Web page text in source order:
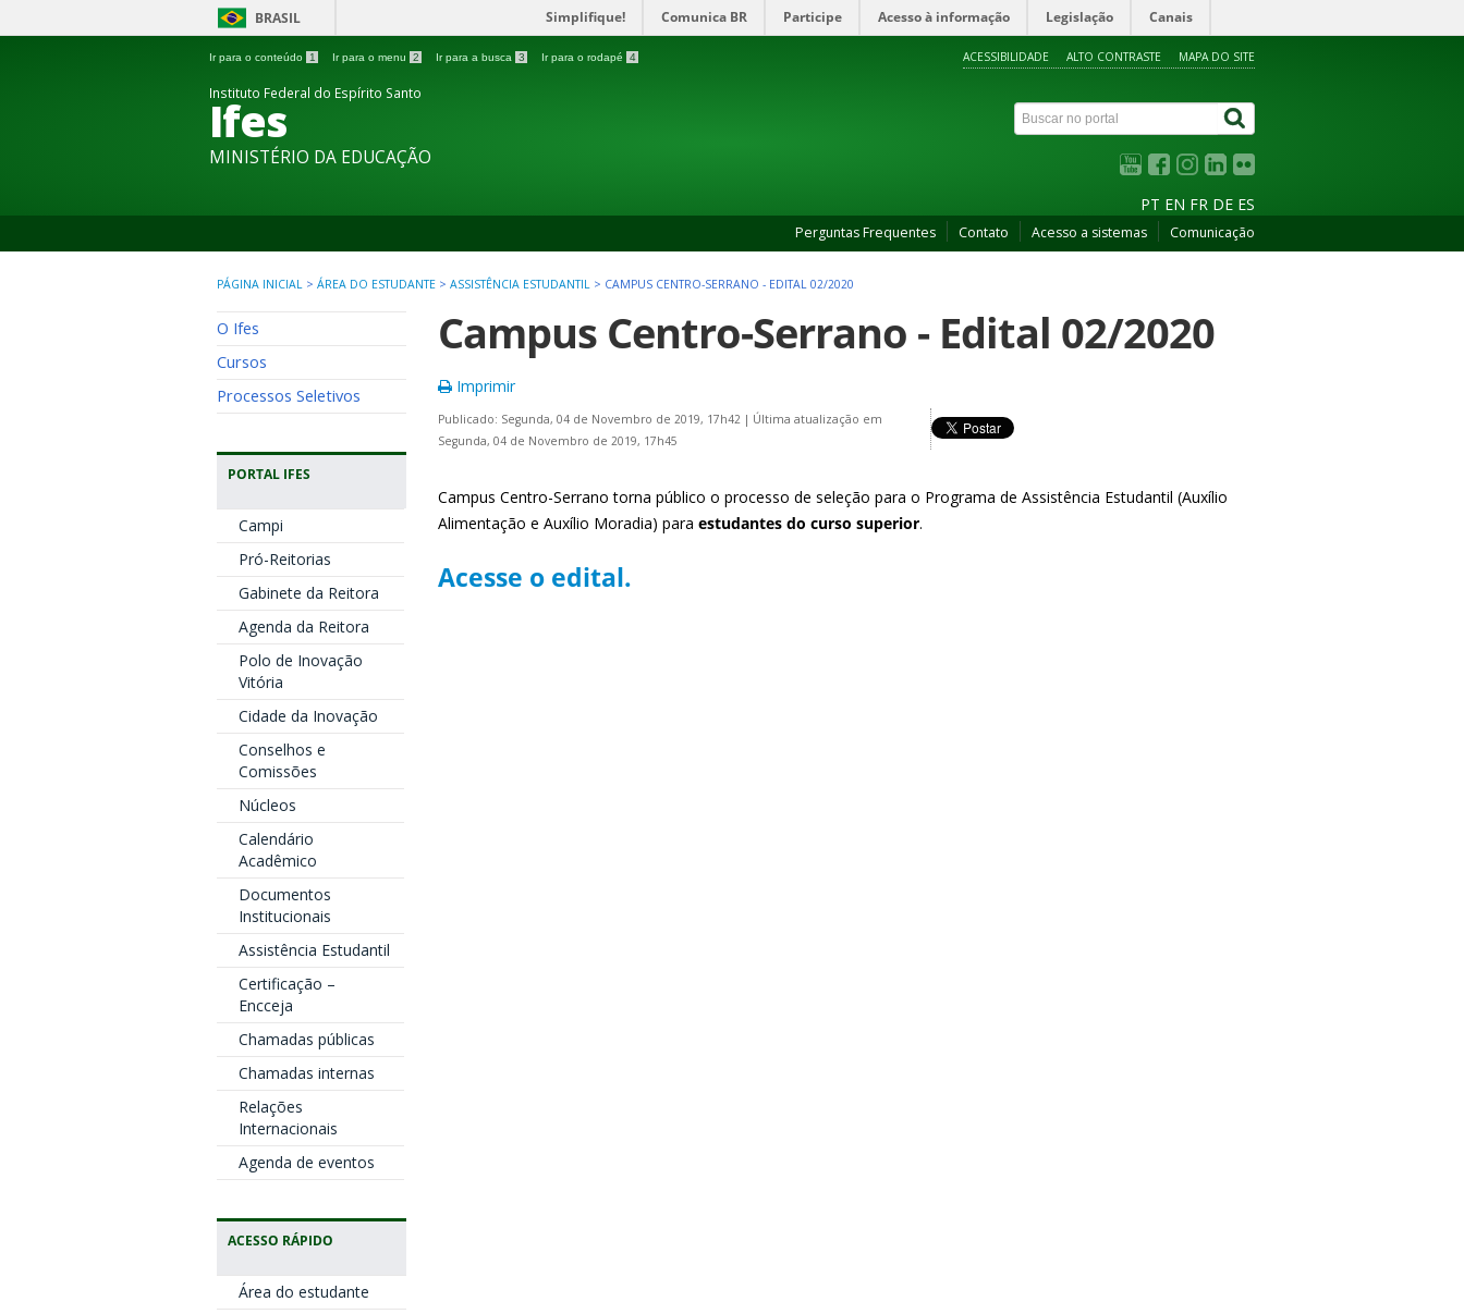
BRASIL Simplifique! Comunica BR Participe Acesso à informação Legislação Canais
Ir para o conteúdo 1 Ir para o menu 2 Ir para a busca 3 Ir para o rodapé 4 ACESSIBILIDADE ALTO CONTRASTE MAPA DO SITE
Instituto Federal do Espírito Santo
Ifes
MINISTÉRIO DA EDUCAÇÃO
PT EN FR DE ES
Perguntas Frequentes Contato Acesso a sistemas Comunicação
PÁGINA INICIAL > ÁREA DO ESTUDANTE > ASSISTÊNCIA ESTUDANTIL > CAMPUS CENTRO-SERRANO - EDITAL 02/2020
O Ifes
Cursos
Processos Seletivos
PORTAL IFES
Campi
Pró-Reitorias
Gabinete da Reitora
Agenda da Reitora
Polo de Inovação
Vitória
Cidade da Inovação
Conselhos e
Comissões
Núcleos
Calendário
Acadêmico
Documentos
Institucionais
Assistência Estudantil
Certificação –
Encceja
Chamadas públicas
Chamadas internas
Relações
Internacionais
Agenda de eventos
ACESSO RÁPIDO
Área do estudante
Campus Centro-Serrano - Edital 02/2020
Imprimir
Publicado: Segunda, 04 de Novembro de 2019, 17h42 | Última atualização em
Segunda, 04 de Novembro de 2019, 17h45
Campus Centro-Serrano torna público o processo de seleção para o Programa de Assistência Estudantil (Auxílio
Alimentação e Auxílio Moradia) para estudantes do curso superior.
Acesse o edital.